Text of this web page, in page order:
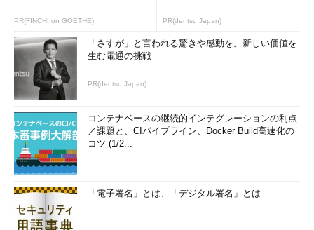
PR(FINCHI on GOETHE) PR(dentsu Japan)
「さすが」と言われる驚きや感動を。新しい価値を
生む電通の挑戦
PR(dentsu Japan)
コンテナベースの継続的インテグレーションの利点
／課題と、CIパイプライン、Docker Build高速化の
コツ (1/2...
「電子署名」とは、「デジタル署名」とは